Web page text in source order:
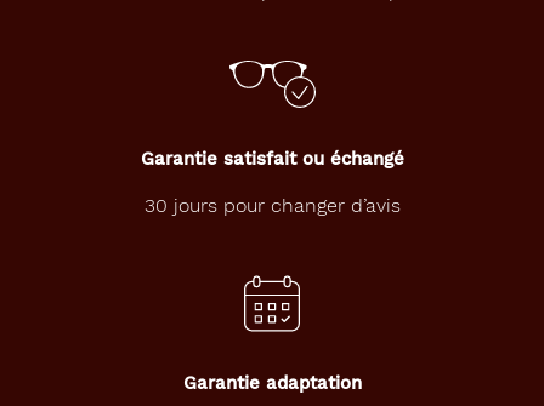
Garantie satisfait ou échangé
30 jours pour changer d’avis
Garantie adaptation